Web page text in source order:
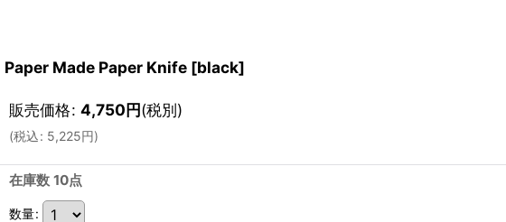
Paper Made Paper Knife [black]
販売価格: 4,750円(税別)
(税込: 5,225円)
在庫数 10点
数量: